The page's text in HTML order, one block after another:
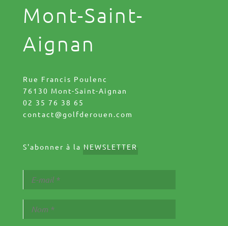
Mont-Saint-
Aignan
Rue Francis Poulenc
76130 Mont-Saint-Aignan
02 35 76 38 65
contact@golfderouen.com
S'abonner à la NEWSLETTER